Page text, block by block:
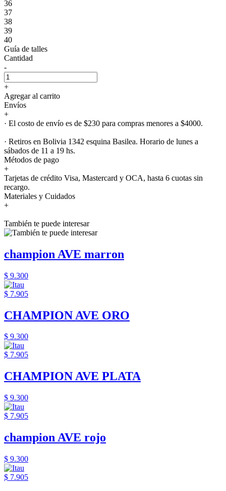
36
37
38
39
40
Guía de talles
Cantidad
-
+
Agregar al carrito
Envíos
+
· El costo de envío es de $230 para compras menores a $4000.
· Retiros en Bolivia 1342 esquina Basilea. Horario de lunes a
sábados de 11 a 19 hs.
Métodos de pago
+
Tarjetas de crédito Visa, Mastercard y OCA, hasta 6 cuotas sin
recargo.
Materiales y Cuidados
+
También te puede interesar
champion AVE marron
$ 9.300
$ 7.905
CHAMPION AVE ORO
$ 9.300
$ 7.905
CHAMPION AVE PLATA
$ 9.300
$ 7.905
champion AVE rojo
$ 9.300
$ 7.905